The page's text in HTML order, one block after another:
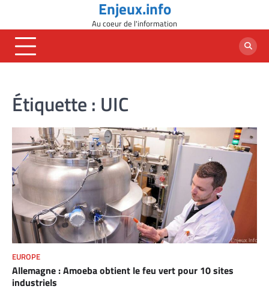
content
Enjeux.info
Au coeur de l'information
Étiquette : UIC
EUROPE
Allemagne : Amoeba obtient le feu vert pour 10 sites
industriels